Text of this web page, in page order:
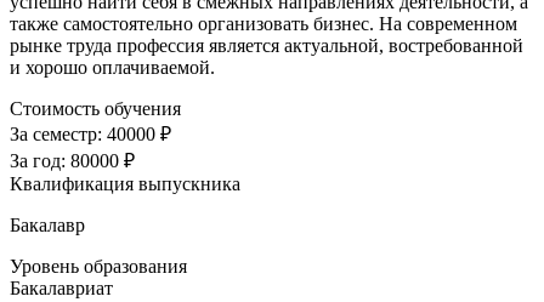
также самостоятельно организовать бизнес. На современном
рынке труда профессия является актуальной, востребованной
и хорошо оплачиваемой.
Стоимость обучения
За семестр: 40000 ₽
За год: 80000 ₽
Квалификация выпускника
Бакалавр
Уровень образования
Бакалавриат